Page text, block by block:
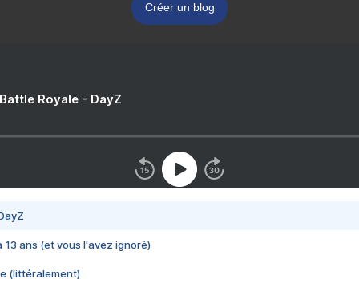
Créer un blog
Royale - DayZ
13 ans (et vous l'avez ignoré)
(littéralement)